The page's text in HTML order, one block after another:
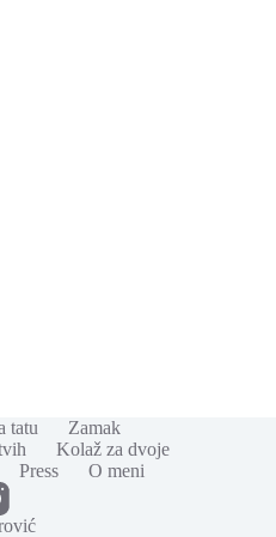
tatu
Zamak
Kolaž za dvoje
Press O meni